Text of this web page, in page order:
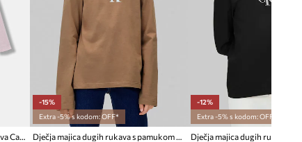
Dječja pamučna majica dugih rukava Calvin Klein Jeans
-15%
Extra -5% s kodom: OFF*
-12%
Extra -5% s kodom: OFF*